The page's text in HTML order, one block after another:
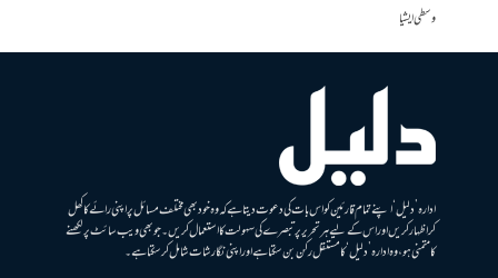
وسطی ایشیا
ادارہ ’دلیل‘ اپنے تمام قارئین کو اس بات کی دعوت دیتا ہے کہ وہ خود بھی مختلف مسائل پر اپنی رائے کا کھل
کر اظہار کریں اور اس کے لیے ہر تحریر پر تبصرے کی سہولت کا استعمال کریں۔ جو بھی ویب سائٹ پر لکھنے
کا متمنی ہو، وہ ادارہ ’دلیل‘ کا مستقل رکن بن سکتا ہے اور اپنی نگارشات شامل کرسکتا ہے۔